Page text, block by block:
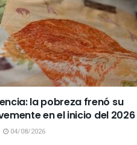
la pobreza frenó su
en el inicio del 2026
04/08/2026